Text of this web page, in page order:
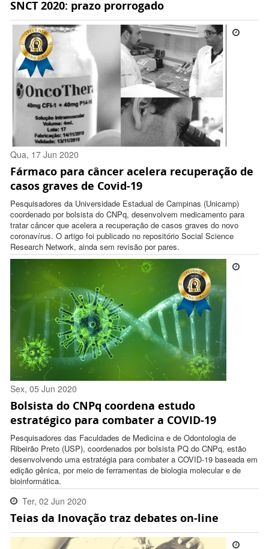
13:34:00 -0300
SNCT 2020: prazo prorrogado
Qua, 17 Jun 2020
11:12:00 -0300
Fármaco para câncer acelera recuperação de
casos graves de Covid-19
Pesquisadores da Universidade Estadual de Campinas (Unicamp)
coordenado por bolsista do CNPq, desenvolvem medicamento para
tratar câncer que acelera a recuperação de casos graves do novo
coronavírus. O artigo foi publicado no repositório Social Science
Research Network, ainda sem revisão por pares.
Sex, 05 Jun 2020
16:48:00 -0300
Bolsista do CNPq coordena estudo
estratégico para combater a COVID-19
Pesquisadores das Faculdades de Medicina e de Odontologia de
Ribeirão Preto (USP), coordenados por bolsista PQ do CNPq, estão
desenvolvendo uma estratégia para combater a COVID-19 baseada em
edição gênica, por meio de ferramentas de biologia molecular e de
bioinformática.
Ter, 02 Jun 2020
15:41:00 -0300
Teias da Inovação traz debates on-line